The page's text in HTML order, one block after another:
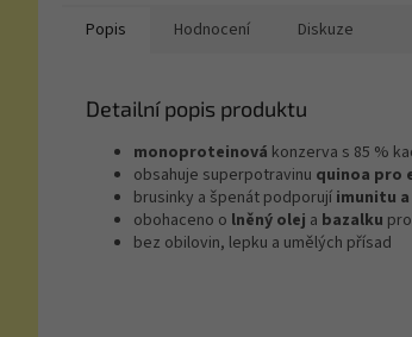
Popis Hodnocení Diskuze
Detailní popis produktu
monoproteinová konzerva s 85 %
obsahuje superpotravinu quinoa pro
brusinky a špenát podporují imunitu
obohaceno o lněný olej a bazalku
bez obilovin, lepku a umělých přísad